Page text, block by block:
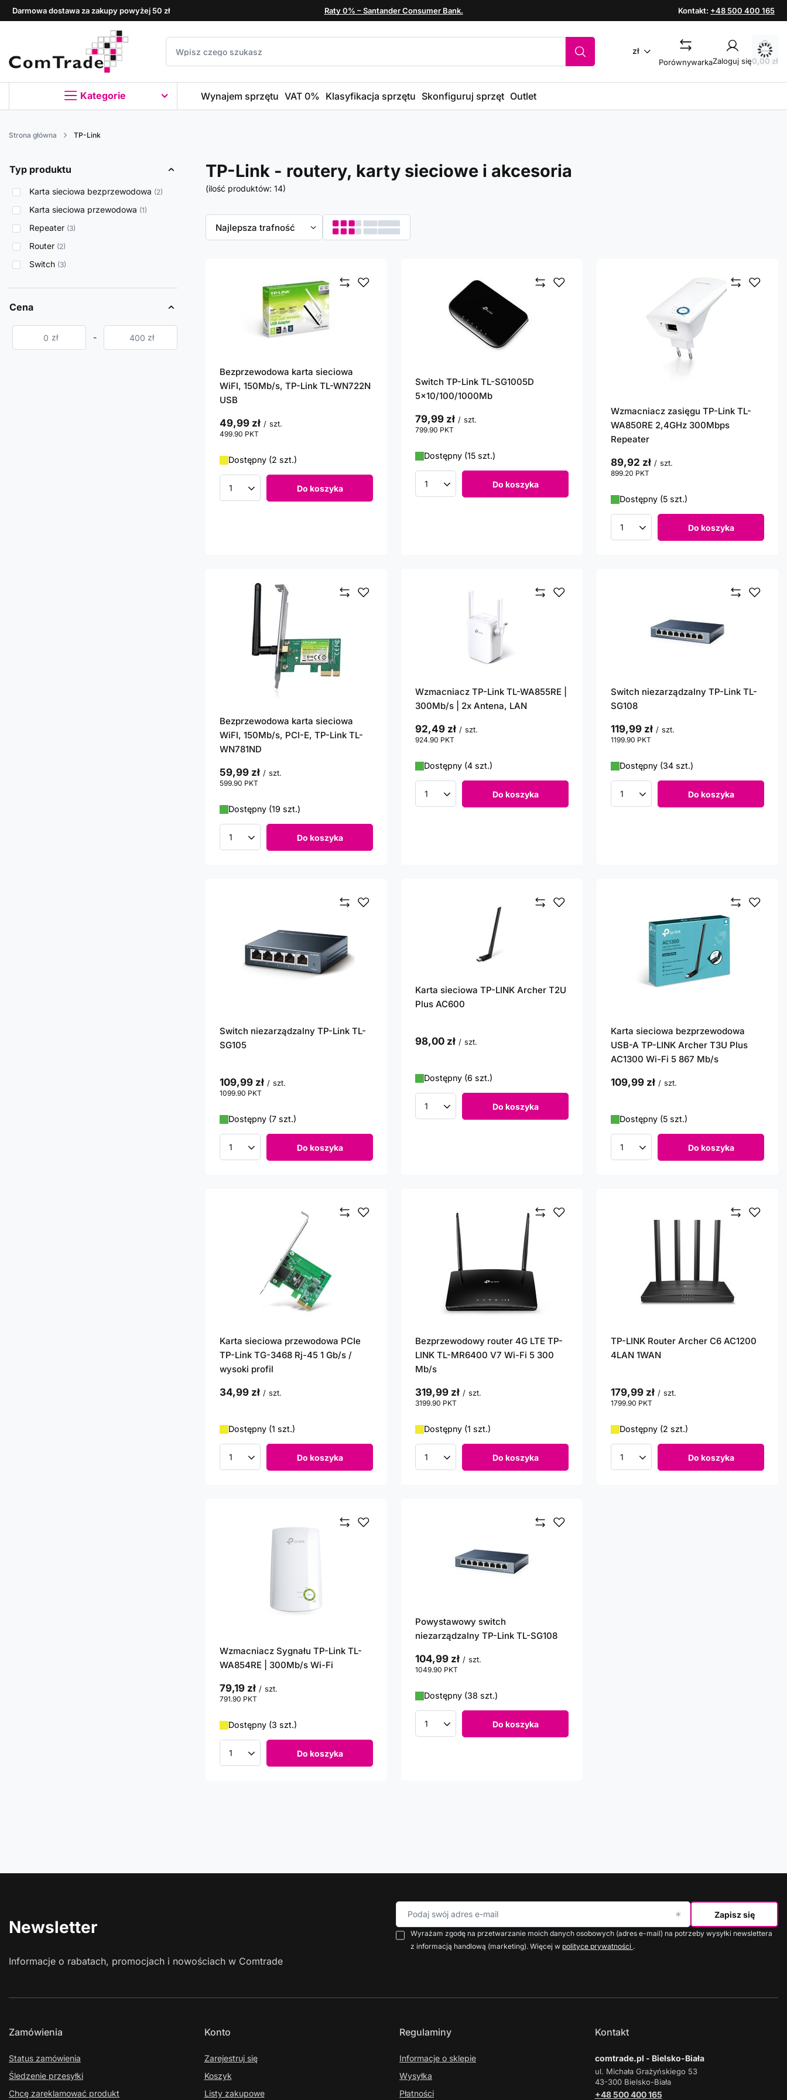
Darmowa dostawa za zakupy powyżej 50 zł Raty 0% – Santander Consumer Bank. Kontakt: +48 500 400 165
zł
PorównywarkaZaloguj się0,00 zł
Kategorie Wynajem sprzętu VAT 0% Klasyfikacja sprzętu Skonfiguruj sprzęt Outlet
Strona główna TP-Link
Typ produktu
Karta sieciowa bezprzewodowa 2
Karta sieciowa przewodowa 1
Repeater 3
Router 2
Switch 3
Cena
zł - zł
TP-Link - routery, karty sieciowe i akcesoria
(ilość produktów: 14)
Zmień sortowanie
Najlepsza trafność
Bezprzewodowa karta sieciowa
WiFI, 150Mb/s, TP-Link TL-WN722N
USB
49,99 zł / szt.
499.90 PKT
Dostępny (2 szt.)
Ilość produktów Do koszyka
Switch TP-Link TL-SG1005D
5x10/100/1000Mb
79,99 zł / szt.
799.90 PKT
Dostępny (15 szt.)
Ilość produktów Do koszyka
Wzmacniacz zasięgu TP-Link TL-
WA850RE 2,4GHz 300Mbps
Repeater
89,92 zł / szt.
899.20 PKT
Dostępny (5 szt.)
Ilość produktów Do koszyka
Bezprzewodowa karta sieciowa
WiFI, 150Mb/s, PCI-E, TP-Link TL-
WN781ND
59,99 zł / szt.
599.90 PKT
Dostępny (19 szt.)
Ilość produktów Do koszyka
Wzmacniacz TP-Link TL-WA855RE |
300Mb/s | 2x Antena, LAN
92,49 zł / szt.
924.90 PKT
Dostępny (4 szt.)
Ilość produktów Do koszyka
Switch niezarządzalny TP-Link TL-
SG108
119,99 zł / szt.
1199.90 PKT
Dostępny (34 szt.)
Ilość produktów Do koszyka
Switch niezarządzalny TP-Link TL-
SG105
109,99 zł / szt.
1099.90 PKT
Dostępny (7 szt.)
Ilość produktów Do koszyka
Karta sieciowa TP-LINK Archer T2U
Plus AC600
98,00 zł / szt.
Dostępny (6 szt.)
Ilość produktów Do koszyka
Karta sieciowa bezprzewodowa
USB-A TP-LINK Archer T3U Plus
AC1300 Wi-Fi 5 867 Mb/s
109,99 zł / szt.
Dostępny (5 szt.)
Ilość produktów Do koszyka
Karta sieciowa przewodowa PCIe
TP-Link TG-3468 Rj-45 1 Gb/s /
wysoki profil
34,99 zł / szt.
Dostępny (1 szt.)
Ilość produktów Do koszyka
Bezprzewodowy router 4G LTE TP-
LINK TL-MR6400 V7 Wi-Fi 5 300
Mb/s
319,99 zł / szt.
3199.90 PKT
Dostępny (1 szt.)
Ilość produktów Do koszyka
TP-LINK Router Archer C6 AC1200
4LAN 1WAN
179,99 zł / szt.
1799.90 PKT
Dostępny (2 szt.)
Ilość produktów Do koszyka
Wzmacniacz Sygnału TP-Link TL-
WA854RE | 300Mb/s Wi-Fi
79,19 zł / szt.
791.90 PKT
Dostępny (3 szt.)
Ilość produktów Do koszyka
Powystawowy switch
niezarządzalny TP-Link TL-SG108
104,99 zł / szt.
1049.90 PKT
Dostępny (38 szt.)
Ilość produktów Do koszyka
Newsletter
Informacje o rabatach, promocjach i nowościach w Comtrade
Podaj swój adres e-mail Zapisz się
Wyrażam zgodę na przetwarzanie moich danych osobowych (adres e-mail) na potrzeby wysyłki newslettera
z informacją handlową (marketing). Więcej w polityce prywatności .
Zamówienia
Status zamówienia
Śledzenie przesyłki
Chcę zareklamować produkt
Konto
Zarejestruj się
Koszyk
Listy zakupowe
Regulaminy
Informacje o sklepie
Wysyłka
Płatności
Kontakt
comtrade.pl - Bielsko-Biała
ul. Michała Grażyńskiego 53
43-300 Bielsko-Biała
+48 500 400 165